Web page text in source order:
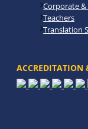
Corporate &
Teachers
Translation
ACCREDITATION